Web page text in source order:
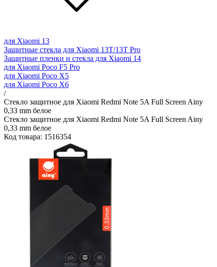
для Xiaomi 13
Защитные стекла для Xiaomi 13T/13T Pro
Защитные пленки и стекла для Xiaomi 14
для Xiaomi Poco F5 Pro
для Xiaomi Poco X5
для Xiaomi Poco X6
/
Стекло защитное для Xiaomi Redmi Note 5A Full Screen Ainy
0,33 mm белое
Стекло защитное для Xiaomi Redmi Note 5A Full Screen Ainy
0,33 mm белое
Код товара: 1516354